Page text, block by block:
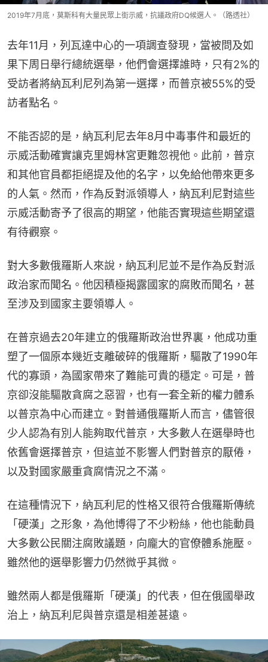
2019年7月底，莫斯科有大量民眾上街示威，抗議政府DQ候選人。（路透社）
去年11月，列瓦達中心的一項調查發現，當被問及如
果下周日舉行總統選舉，他們會選擇誰時，只有2%的
受訪者將納瓦利尼列為第一選擇，而普京被55%的受
訪者點名。
不能否認的是，納瓦利尼去年8月中毒事件和最近的
示威活動確實讓克里姆林宮更難忽視他。此前，普京
和其他官員都拒絕提及他的名字，以免給他帶來更多
的人氣。然而，作為反對派領導人，納瓦利尼對這些
示威活動寄予了很高的期望，他能否實現這些期望還
有待觀察。
對大多數俄羅斯人來說，納瓦利尼並不是作為反對派
政治家而聞名。他因積極揭露國家的腐敗而聞名，甚
至涉及到國家主要領導人。
在普京過去20年建立的俄羅斯政治世界裏，他成功重
塑了一個原本幾近支離破碎的俄羅斯，驅散了1990年
代的寡頭，為國家帶來了難能可貴的穩定。可是，普
京卻沒能驅散貪腐之惡習，也有一套全新的權力體系
以普京為中心而建立。對普通俄羅斯人而言，儘管很
少人認為有別人能夠取代普京，大多數人在選舉時也
依舊會選擇普京，但這並不影響人們對普京的厭倦，
以及對國家嚴重貪腐情況之不滿。
在這種情況下，納瓦利尼的性格又很符合俄羅斯傳統
「硬漢」之形象，為他博得了不少粉絲，他也能動員
大多數公民關注腐敗議題，向龐大的官僚體系施壓。
雖然他的選舉影響力仍然微乎其微。
雖然兩人都是俄羅斯「硬漢」的代表，但在俄國舉政
治上，納瓦利尼與普京還是相差甚遠。